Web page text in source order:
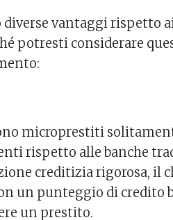
vantaggi rispetto
potresti considerare
microprestiti
rispetto alle banche
creditizia rigorosa, il
un punteggio di credito
un prestito.